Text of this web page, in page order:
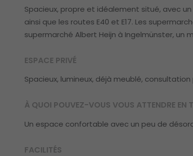
Spacieux, propre et idéalement situé, avec
ainsi que les routes E40 et E17. Les
supermarché Albert Heijn à Ingelmünster, un
ESPACE PRIVÉ
Spacieux, lumineux, déjà meublé, consultation
À QUOI POUVEZ-VOUS VOUS ATTENDRE EN
Un espace confortable avec un peu de
FACILITÉS